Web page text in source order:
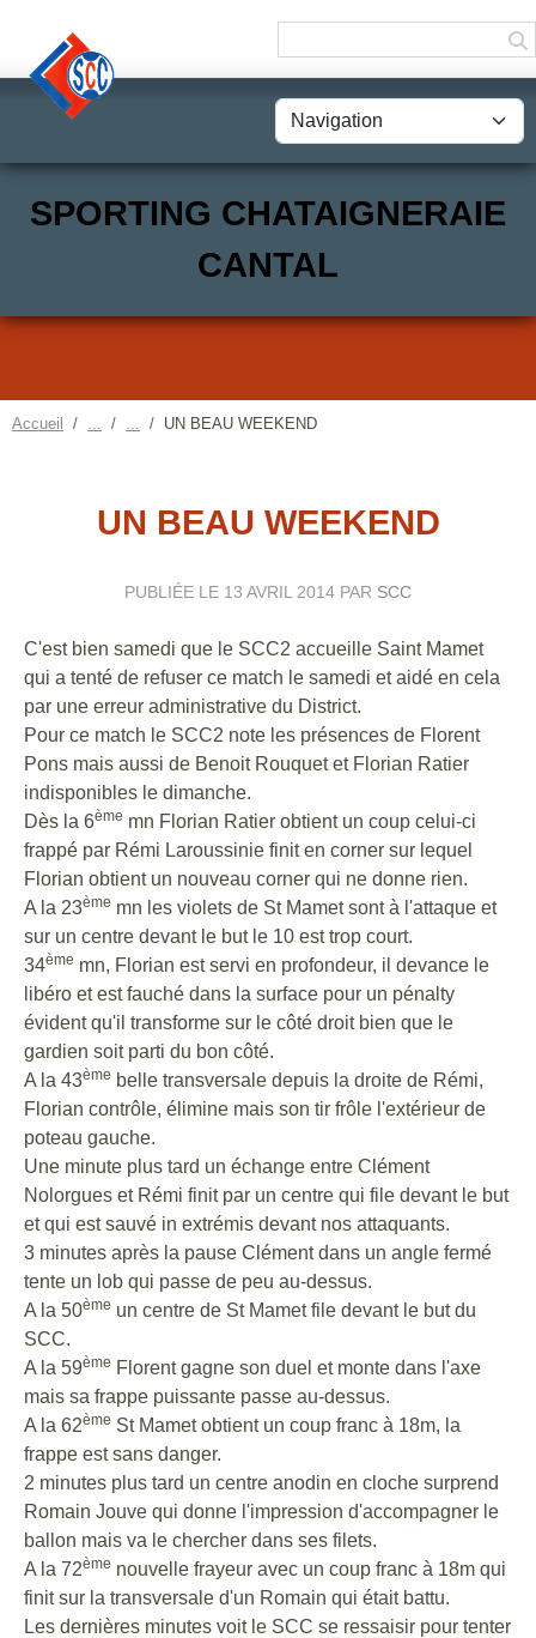
SPORTING CHATAIGNERAIE
CANTAL
Accueil UN BEAU WEEKEND
UN BEAU WEEKEND
PUBLIÉE LE 13 AVRIL 2014 PAR SCC
C'est bien samedi que le SCC2 accueille Saint Mamet
qui a tenté de refuser ce match le samedi et aidé en cela
par une erreur administrative du District.
Pour ce match le SCC2 note les présences de Florent
Pons mais aussi de Benoit Rouquet et Florian Ratier
indisponibles le dimanche.
Dès la 6ème mn Florian Ratier obtient un coup celui-ci
frappé par Rémi Laroussinie finit en corner sur lequel
Florian obtient un nouveau corner qui ne donne rien.
A la 23ème mn les violets de St Mamet sont à l'attaque et
sur un centre devant le but le 10 est trop court.
34ème mn, Florian est servi en profondeur, il devance le
libéro et est fauché dans la surface pour un pénalty
évident qu'il transforme sur le côté droit bien que le
gardien soit parti du bon côté.
A la 43ème belle transversale depuis la droite de Rémi,
Florian contrôle, élimine mais son tir frôle l'extérieur de
poteau gauche.
Une minute plus tard un échange entre Clément
Nolorgues et Rémi finit par un centre qui file devant le but
et qui est sauvé in extrémis devant nos attaquants.
3 minutes après la pause Clément dans un angle fermé
tente un lob qui passe de peu au-dessus.
A la 50ème un centre de St Mamet file devant le but du
SCC.
A la 59ème Florent gagne son duel et monte dans l'axe
mais sa frappe puissante passe au-dessus.
A la 62ème St Mamet obtient un coup franc à 18m, la
frappe est sans danger.
2 minutes plus tard un centre anodin en cloche surprend
Romain Jouve qui donne l'impression d'accompagner le
ballon mais va le chercher dans ses filets.
A la 72ème nouvelle frayeur avec un coup franc à 18m qui
finit sur la transversale d'un Romain qui était battu.
Les dernières minutes voit le SCC se ressaisir pour tenter